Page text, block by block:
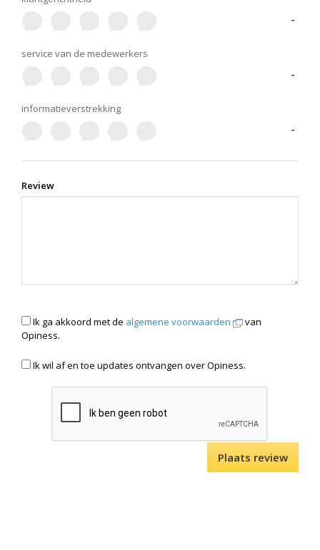
-
service van de medewerkers
-
informatieverstrekking
-
Review
Ik ga akkoord met de algemene voorwaarden
van
Opiness.
Ik wil af en toe updates ontvangen over Opiness.